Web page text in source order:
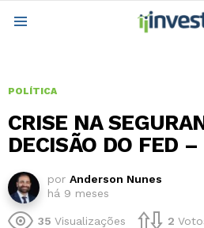
POLÍTICA
CRISE NA
DECISÃO DO FED
por Anderson Nunes
há 9 meses
35 Visualizações 2